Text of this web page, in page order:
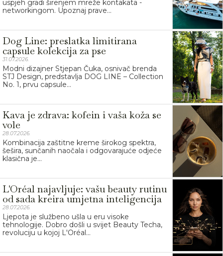
uspjeh gradi širenjem mreže kontakata -
networkingom. Upoznaj prave...
Dog Line: preslatka limitirana
capsule kolekcija za pse
31.07.2026.
Modni dizajner Stjepan Čuka, osnivač brenda
STJ Design, predstavlja DOG LINE – Collection
No. 1, prvu capsule...
Kava je zdrava: kofein i vaša koža se
vole
28.07.2026.
Kombinacija zaštitne kreme širokog spektra,
šešira, sunčanih naočala i odgovarajuće odjeće
klasična je...
L'Oréal najavljuje: vašu beauty rutinu
od sada kreira umjetna inteligencija
28.07.2026.
Ljepota je službeno ušla u eru visoke
tehnologije. Dobro došli u svijet Beauty Techa,
revoluciju u kojoj L'Oréal...